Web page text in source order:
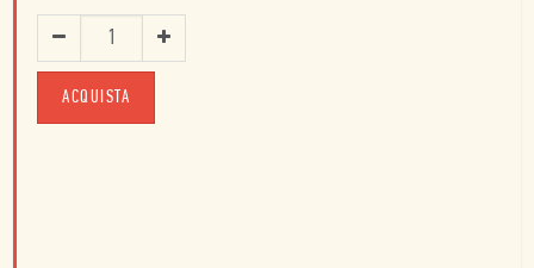
ACQUISTA